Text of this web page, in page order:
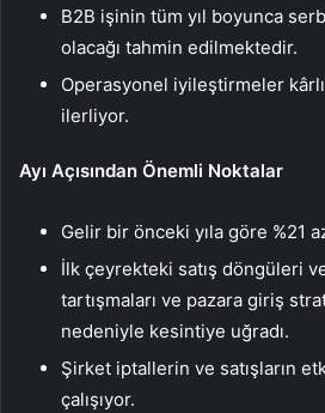
B2B işinin tüm yıl boyunca
olacağı tahmin edilmektedir.
Operasyonel iyileştirmeler
ilerliyor.
Ayı Açısından Önemli Noktalar
Gelir bir önceki yıla göre %21
İlk çeyrekteki satış döngüleri
tartışmaları ve pazara giriş
nedeniyle kesintiye uğradı.
Şirket iptallerin ve satışların
çalışıyor.